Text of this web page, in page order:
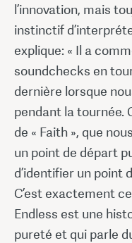
l’innovation, mais
instinctif
explique: « Il a
soundchecks en
dernière lorsque
pendant la tournée.
de « Faith », que
un point de départ
d’identifier un point
C’est exactement
Endless est une
pureté et qui parle